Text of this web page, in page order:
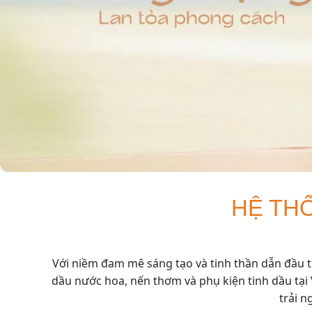
HỆ
Với niềm đam mê sáng tạo và tinh thần dẫn đầu
dầu nước hoa, nến thơm và phụ kiện tinh dầu
trải